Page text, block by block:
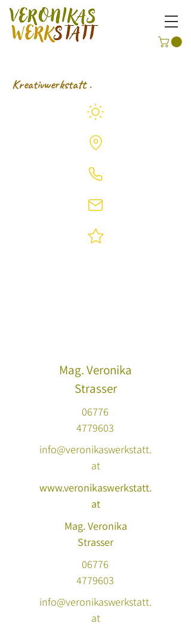
Kreativwerkstatt .
Mag. Veronika
Strasser
06776
4779603
info@veronikaswerkstatt.
at
www.veronikaswerkstatt.
at
Mag. Veronika
Strasser
06776
4779603
info@veronikaswerkstatt.
at